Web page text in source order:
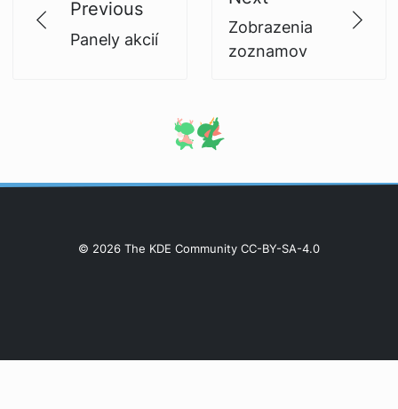
Previous
Panely akcií
Zobrazenia
zoznamov
© 2026 The KDE Community CC-BY-SA-4.0